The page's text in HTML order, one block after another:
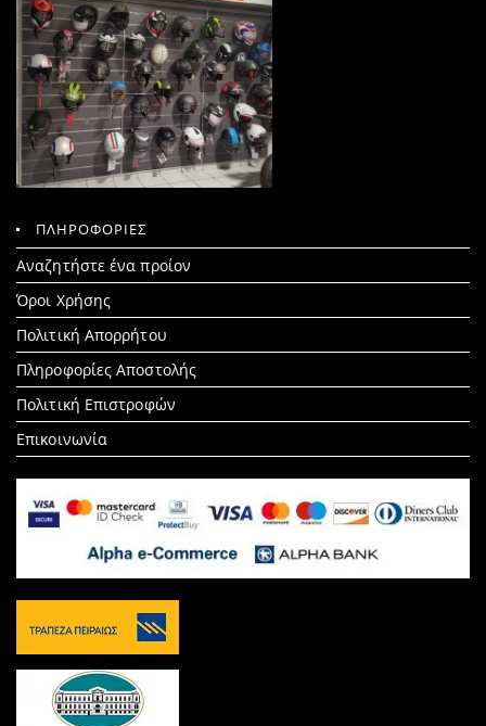
ΠΛΗΡΟΦΟΡΙΕΣ
Αναζητήστε ένα προίον
Search
for:
Όροι Χρήσης
Πολιτική Απορρήτου
Πληροφορίες Αποστολής
Πολιτική Επιστροφών
Επικοινωνία